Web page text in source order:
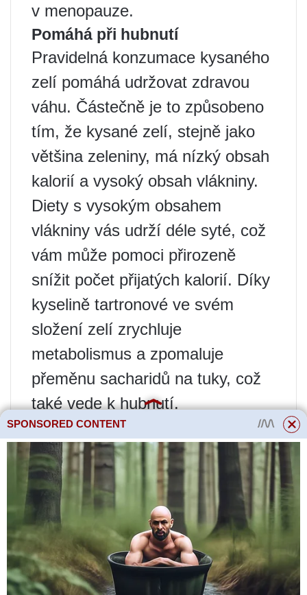
v menopauze.
Pomáhá při hubnutí
Pravidelná konzumace kysaného
zelí pomáhá udržovat zdravou
váhu. Částečně je to způsobeno
tím, že kysané zelí, stejně jako
většina zeleniny, má nízký obsah
kalorií a vysoký obsah vlákniny.
Diety s vysokým obsahem
vlákniny vás udrží déle syté, což
vám může pomoci přirozeně
snížit počet přijatých kalorií. Díky
kyselině tartronové ve svém
složení zelí zrychluje
metabolismus a zpomaluje
přeměnu sacharidů na tuky, což
také vede k hubnutí.
Kromě toho probiotika z
kysaného zelí zlepšují trávení a
střevní motilitu, což také pomáhá
snížit váš pas. Přesné důvody
nejsou dosud zcela pochopeny,
ale vědci se domnívají, že
některá probiotika mohou mít
SPONSORED CONTENT